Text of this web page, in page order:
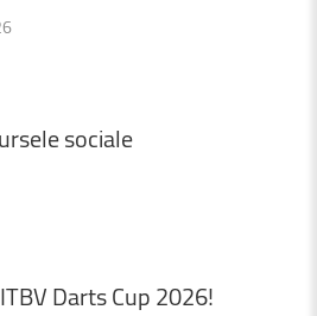
sociale
DartsCup2026!